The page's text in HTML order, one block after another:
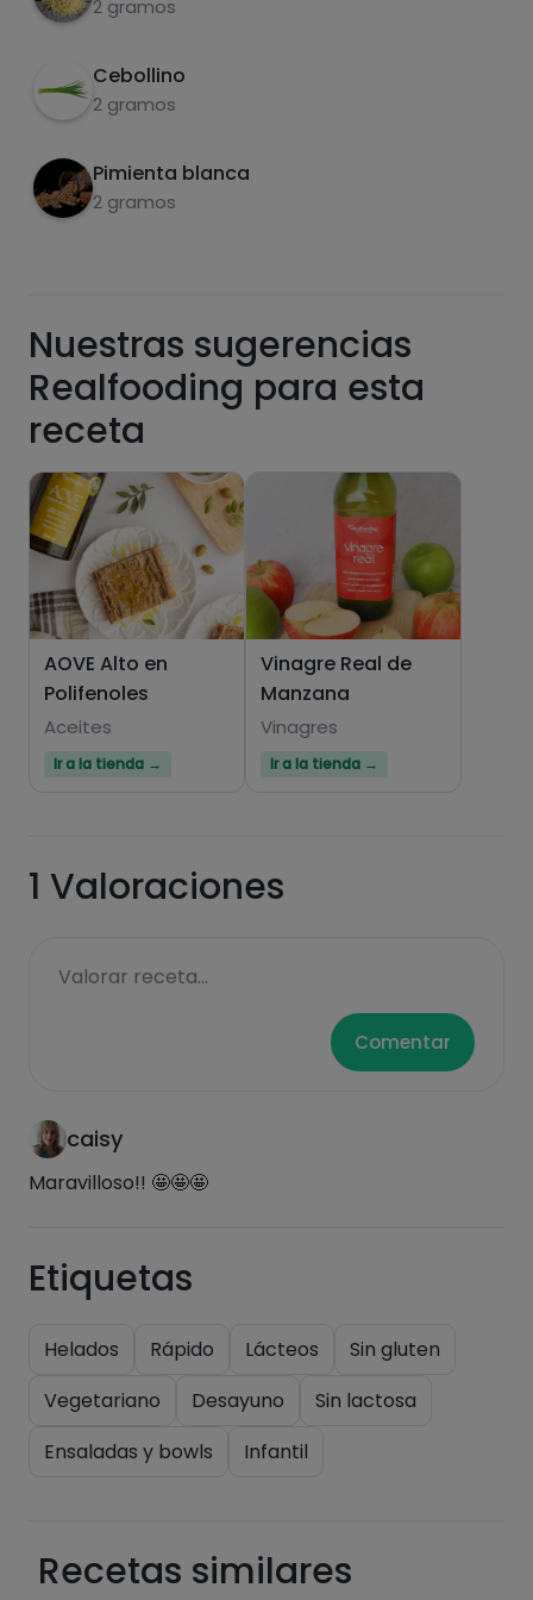
2 gramos
Cebollino
2 gramos
Pimienta blanca
2 gramos
Azúcares
Hazte PLUS para ver la información nutricional
de las recetas, y desbloquear muchas más
Pásate al PLUS
Nuestras sugerencias
Realfooding para esta
receta
AOVE Alto en
Polifenoles
Aceites
Ir a la tienda →
Vinagre Real de
Manzana
Vinagres
Ir a la tienda →
1 Valoraciones
Valorar receta...
Comentar
caisy
Maravilloso!! 🤩🤩🤩
Etiquetas
Helados Rápido Lácteos
Sin gluten
Vegetariano
Desayuno
Sin lactosa
Ensaladas y bowls
Infantil
Recetas similares